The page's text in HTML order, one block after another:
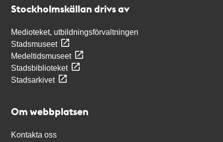
Stockholmskällan drivs av
Medioteket, utbildningsförvaltningen
Stadsmuseet
Medeltidsmuseet
Stadsbiblioteket
Stadsarkivet
Om webbplatsen
Kontakta oss